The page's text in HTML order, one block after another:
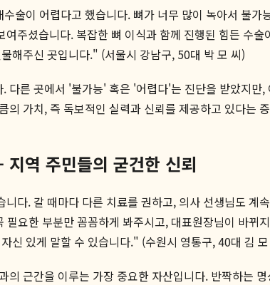
술이 어렵다고 했습니다. 뼈가 너무 많이 녹아서 불
주셨습니다. 복잡한 뼈 이식과 함께 진행된 힘든 수
해주신 곳입니다." (서울시 강남구, 50대 박 모 씨)
다른 곳에서 '불가능' 혹은 '어렵다'는 진단을 받았지만
의 가치, 즉 독보적인 실력과 신뢰를 제공하고 있다는
역 주민들의 굳건한 신뢰
다. 갈 때마다 다른 치료를 권하고, 의사 선생님도 계
요한 부분만 꼼꼼하게 봐주시고, 대표원장님이 바
신 있게 말할 수 있습니다." (수원시 영통구, 40대 김
의 근간을 이루는 가장 중요한 자산입니다. 반짝하는